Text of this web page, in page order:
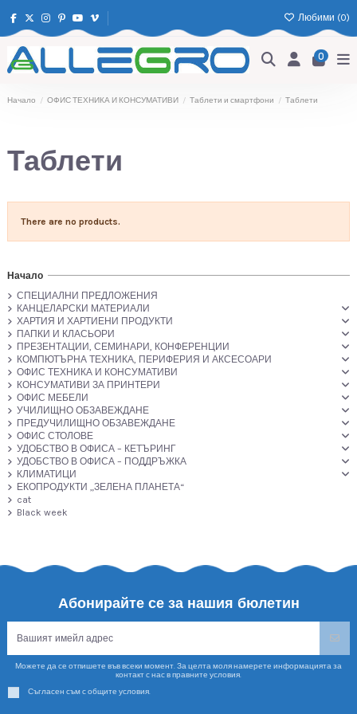
Любими (0)
0
Начало ОФИС ТЕХНИКА И КОНСУМАТИВИ Таблети и смартфони Таблети
Таблети
There are no products.
Начало
СПЕЦИАЛНИ ПРЕДЛОЖЕНИЯ
КАНЦЕЛАРСКИ МАТЕРИАЛИ
ХАРТИЯ И ХАРТИЕНИ ПРОДУКТИ
ПАПКИ И КЛАСЬОРИ
ПРЕЗЕНТАЦИИ, СЕМИНАРИ, КОНФЕРЕНЦИИ
КОМПЮТЪРНА ТЕХНИКА, ПЕРИФЕРИЯ И АКСЕСОАРИ
ОФИС ТЕХНИКА И КОНСУМАТИВИ
КОНСУМАТИВИ ЗА ПРИНТЕРИ
ОФИС МЕБЕЛИ
УЧИЛИЩНО ОБЗАВЕЖДАНЕ
ПРЕДУЧИЛИЩНО ОБЗАВЕЖДАНЕ
ОФИС СТОЛОВЕ
УДОБСТВО В ОФИСА – КЕТЪРИНГ
УДОБСТВО В ОФИСА – ПОДДРЪЖКА
КЛИМАТИЦИ
ЕКОПРОДУКТИ „ЗЕЛЕНА ПЛАНЕТА“
cat
Black week
Абонирайте се за нашия бюлетин
Можете да се отпишете във всеки момент. За целта моля намерете информацията за
контакт с нас в правните условия.
Съгласен съм с общите условия.